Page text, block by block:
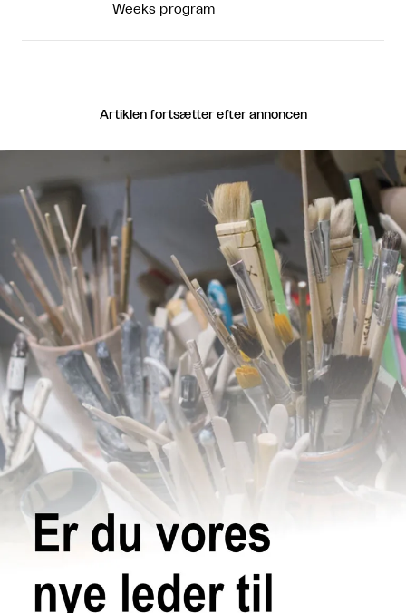
Weeks program
Artiklen fortsætter efter annoncen